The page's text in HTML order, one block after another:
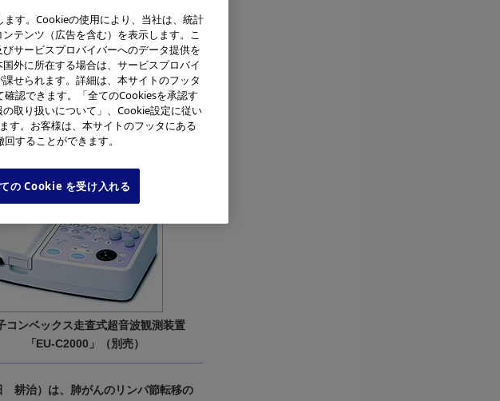
ディスポーザブル吸引生検針
「NA-201SX-4022」
コンベックス走査式超音波観測装置
「EU-C2000」（別売）
耕治）は、肺がんのリンパ節転移の
す。Cookieの使用により、当社は、統計
テンツ（広告を含む）を表示します。こ
サービスプロバイバーへのデータ提供を
外に所在する場合は、サービスプロバイ
せられます。詳細は、本サイトのフッタ
認できます。「全てのCookiesを承認す
取り扱いについて」、Cookie設定に従い
す。お客様は、本サイトのフッタにある
することができます。
の Cookie を受け入れる